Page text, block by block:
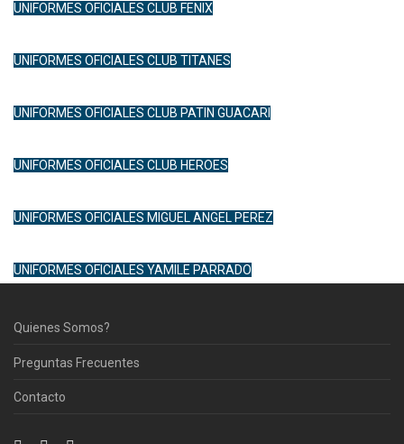
UNIFORMES OFICIALES CLUB FENIX
UNIFORMES OFICIALES CLUB TITANES
UNIFORMES OFICIALES CLUB PATIN GUACARI
UNIFORMES OFICIALES CLUB HEROES
UNIFORMES OFICIALES MIGUEL ANGEL PEREZ
UNIFORMES OFICIALES YAMILE PARRADO
Quienes Somos?
Preguntas Frecuentes
Contacto